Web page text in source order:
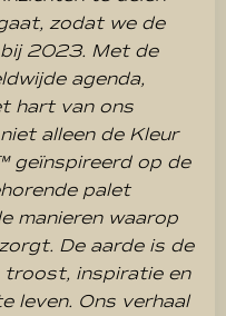
zodat we de
bij 2023. Met de
agenda,
hart van ons
alleen de Kleur
geïnspireerd op de
palet
manieren waarop
De aarde is de
troost, inspiratie en
leven. Ons verhaal